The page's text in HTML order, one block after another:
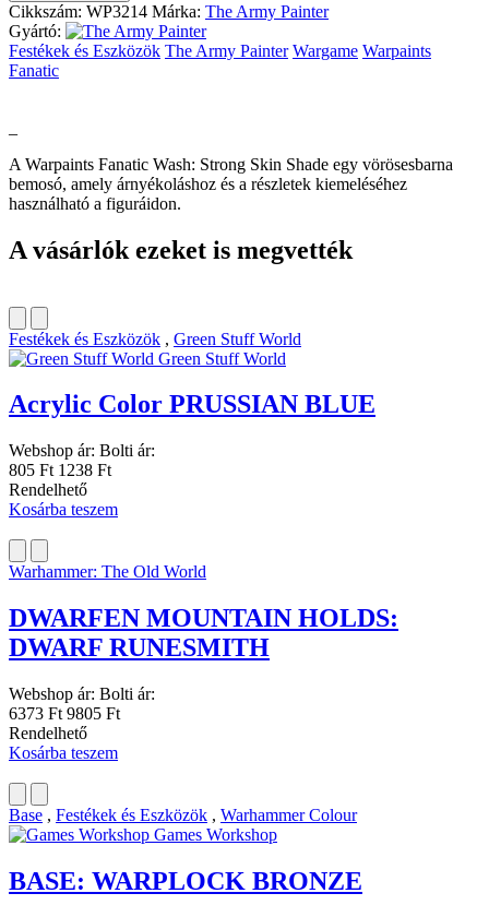
Cikkszám: WP3214 Márka: The Army Painter
Gyártó:
Festékek és Eszközök The Army Painter Wargame Warpaints
Fanatic
A Warpaints Fanatic Wash: Strong Skin Shade egy vörösesbarna
bemosó, amely árnyékoláshoz és a részletek kiemeléséhez
használható a figuráidon.
A vásárlók ezeket is megvették
Festékek és Eszközök , Green Stuff World
Green Stuff World
Acrylic Color PRUSSIAN BLUE
Webshop ár: Bolti ár:
805 Ft 1238 Ft
Rendelhető
Kosárba teszem
Warhammer: The Old World
DWARFEN MOUNTAIN HOLDS:
DWARF RUNESMITH
Webshop ár: Bolti ár:
6373 Ft 9805 Ft
Rendelhető
Kosárba teszem
Base , Festékek és Eszközök , Warhammer Colour
Games Workshop
BASE: WARPLOCK BRONZE